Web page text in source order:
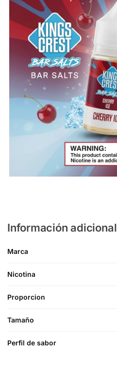
Información adicional
Marca
Nicotina
Proporcion
Tamaño
Perfil de sabor